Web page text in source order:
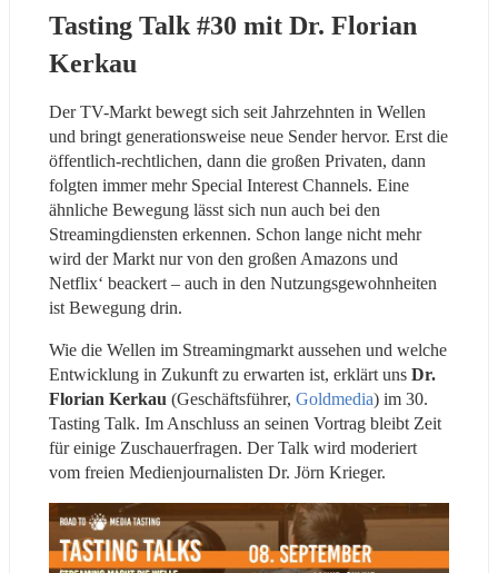
Tasting Talk #30 mit Dr. Florian
Kerkau
Der TV-Markt bewegt sich seit Jahrzehnten in Wellen
und bringt generationsweise neue Sender hervor. Erst die
öffentlich-rechtlichen, dann die großen Privaten, dann
folgten immer mehr Special Interest Channels. Eine
ähnliche Bewegung lässt sich nun auch bei den
Streamingdiensten erkennen. Schon lange nicht mehr
wird der Markt nur von den großen Amazons und
Netflix‘ beackert – auch in den Nutzungsgewohnheiten
ist Bewegung drin.
Wie die Wellen im Streamingmarkt aussehen und welche
Entwicklung in Zukunft zu erwarten ist, erklärt uns Dr.
Florian Kerkau (Geschäftsführer, Goldmedia) im 30.
Tasting Talk. Im Anschluss an seinen Vortrag bleibt Zeit
für einige Zuschauerfragen. Der Talk wird moderiert
vom freien Medienjournalisten Dr. Jörn Krieger.